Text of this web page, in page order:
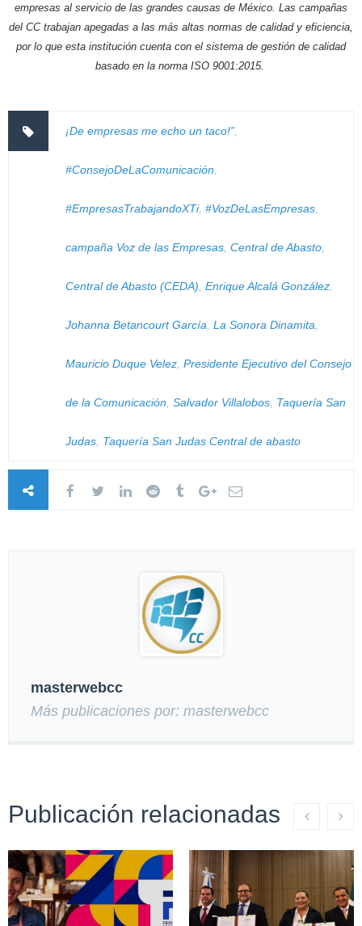
empresas al servicio de las grandes causas de México. Las campañas
del CC trabajan apegadas a las más altas normas de calidad y eficiencia,
por lo que esta institución cuenta con el sistema de gestión de calidad
basado en la norma ISO 9001:2015.
¡De empresas me echo un taco!”
#ConsejoDeLaComunicación
#EmpresasTrabajandoXTi, #VozDeLasEmpresas
campaña Voz de las Empresas Central de Abasto
Central de Abasto (CEDA) Enrique Alcalá González
Johanna Betancourt García La Sonora Dinamita
Mauricio Duque Velez Presidente Ejecutivo del Consejo
de la Comunicación Salvador Villalobos Taquería San
Judas Taquería San Judas Central de abasto
masterwebcc
Más publicaciones por: masterwebcc
Publicación relacionadas